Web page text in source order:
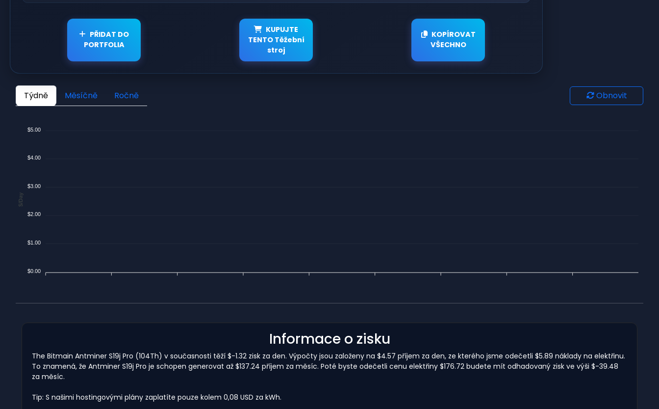
PŘIDAT DO
PORTFOLIA
KUPUJTE
TENTO Těžební
stroj
KOPÍROVAT
VŠECHNO
Týdně Měsíčně Ročně Obnovit
$5.00
$4.00
$3.00
$2.00
$1.00
$0.00
$/Day
Informace o zisku
The Bitmain Antminer S19j Pro (104Th) v současnosti těží $-1.32 zisk za den. Výpočty jsou založeny na $4.57 příjem za den, ze kterého jsme odečetli $5.89 náklady na elektřinu.
To znamená, že Antminer S19j Pro je schopen generovat až $137.24 příjem za měsíc. Poté byste odečetli cenu elektřiny $176.72 budete mít odhadovaný zisk ve výši $-39.48
za měsíc.
Tip: S našimi hostingovými plány zaplatíte pouze kolem 0,08 USD za kWh.